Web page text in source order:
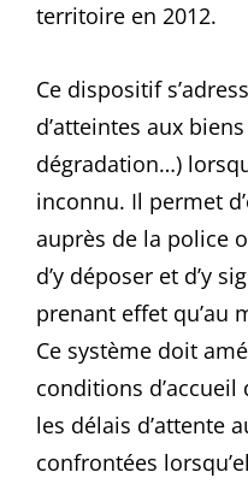
territoire en 2012.
Ce dispositif
d’atteintes aux
dégradation…)
inconnu. Il permet
auprès de la police
d’y déposer et d’y
prenant effet qu’au
Ce système doit
conditions
les délais d’attente
confrontées